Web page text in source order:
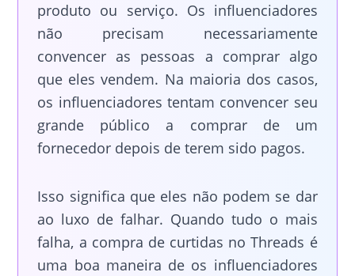
produto ou serviço. Os influenciadores
não precisam necessariamente
convencer as pessoas a comprar algo
que eles vendem. Na maioria dos casos,
os influenciadores tentam convencer seu
grande público a comprar de um
fornecedor depois de terem sido pagos.
Isso significa que eles não podem se dar
ao luxo de falhar. Quando tudo o mais
falha, a compra de curtidas no Threads é
uma boa maneira de os influenciadores